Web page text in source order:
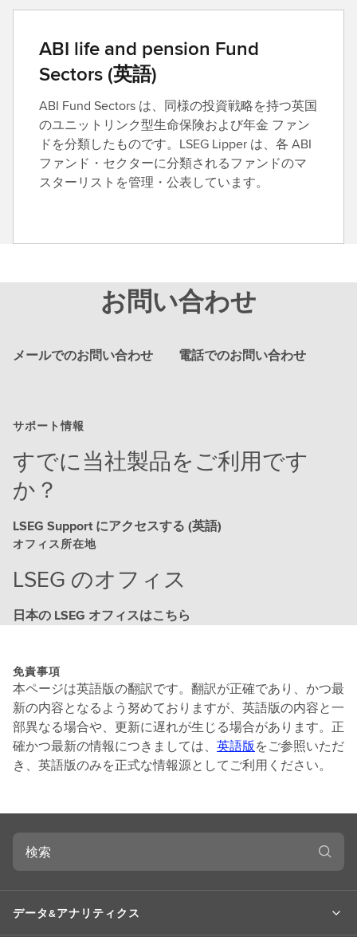
ABI life and pension Fund
Sectors (英語)
ABI Fund Sectors は、同様の投資戦略を持つ英国
のユニットリンク型生命保険および年金 ファン
ドを分類したものです。LSEG Lipper は、各 ABI
ファンド・セクターに分類されるファンドのマ
スターリストを管理・公表しています。
お問い合わせ
メールでのお問い合わせ 電話でのお問い合わせ
サポート情報
すでに当社製品をご利用です
か？
LSEG Support にアクセスする (英語)
オフィス所在地
LSEG のオフィス
日本の LSEG オフィスはこちら
免責事項
本ページは英語版の翻訳です。翻訳が正確であり、かつ最
新の内容となるよう努めておりますが、英語版の内容と一
部異なる場合や、更新に遅れが生じる場合があります。正
確かつ最新の情報につきましては、 英語版をご参照いただ
き、英語版のみを正式な情報源としてご利用ください。
検
データ&アナリティクス